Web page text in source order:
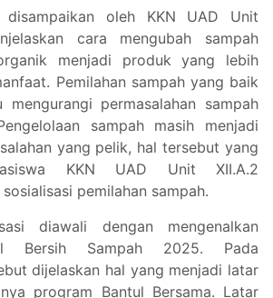
disampaikan oleh KKN UAD Unit
cara mengubah sampah
menjadi produk yang lebih
Pemilahan sampah yang baik
mengurangi permasalahan sampah
sampah masih menjadi
yang pelik, hal tersebut yang
KKN UAD Unit XII.A.2
pemilahan sampah.
diawali dengan mengenalkan
Bersih Sampah 2025. Pada
dijelaskan hal yang menjadi latar
program Bantul Bersama. Latar